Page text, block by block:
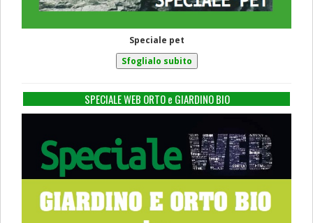
Speciale pet
SPECIALE WEB ORTO e GIARDINO BIO